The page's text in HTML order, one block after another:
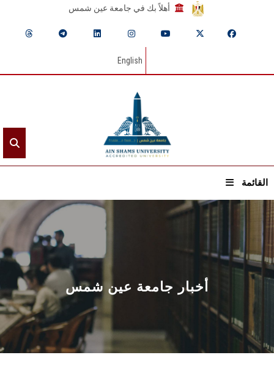
أهلاً بك في جامعة عين شمس
English
القائمة
الرئيسيـة
عن الجامعة
القطاعـات
الشئون الأكاديمية
البحث العلمي
أخبار جامعة عين شمس